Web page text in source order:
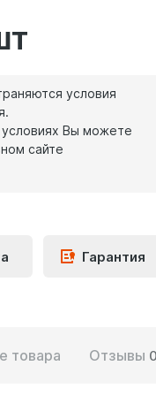
условия
Вы можете
сайте
Гарантия
товара Отзывы